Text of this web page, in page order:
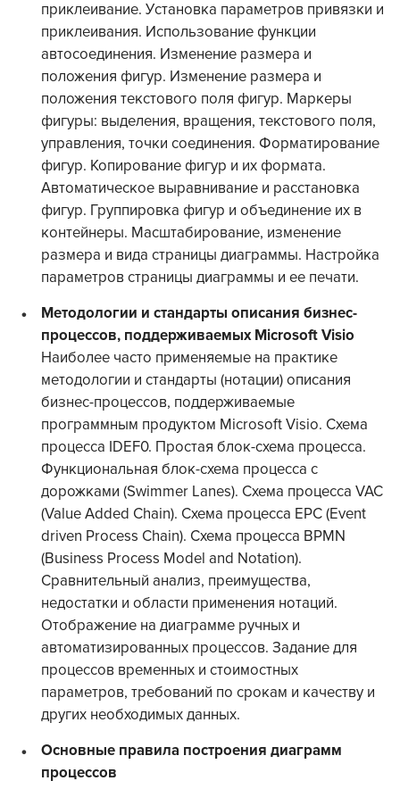
приклеивание. Установка параметров привязки и
приклеивания. Использование функции
автосоединения. Изменение размера и
положения фигур. Изменение размера и
положения текстового поля фигур. Маркеры
фигуры: выделения, вращения, текстового поля,
управления, точки соединения. Форматирование
фигур. Копирование фигур и их формата.
Автоматическое выравнивание и расстановка
фигур. Группировка фигур и объединение их в
контейнеры. Масштабирование, изменение
размера и вида страницы диаграммы. Настройка
параметров страницы диаграммы и ее печати.
Методологии и стандарты описания бизнес-
процессов, поддерживаемых Microsoft Visio
Наиболее часто применяемые на практике
методологии и стандарты (нотации) описания
бизнес-процессов, поддерживаемые
программным продуктом Microsoft Visio. Схема
процесса IDEF0. Простая блок-схема процесса.
Функциональная блок-схема процесса с
дорожками (Swimmer Lanes). Схема процесса VAC
(Value Added Chain). Схема процесса EPC (Event
driven Process Chain). Схема процесса BPMN
(Business Process Model and Notation).
Сравнительный анализ, преимущества,
недостатки и области применения нотаций.
Отображение на диаграмме ручных и
автоматизированных процессов. Задание для
процессов временных и стоимостных
параметров, требований по срокам и качеству и
других необходимых данных.
Основные правила построения диаграмм
процессов